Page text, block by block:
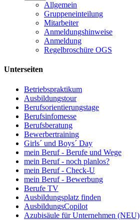
Allgemein
Gruppeneinteilung
Mitarbeiter
Anmeldungshinweise
Anmeldung
Regelbroschüre OGS
Unterseiten
Betriebspraktikum
Ausbildungstour
Berufsorientierungstage
Berufsinfomesse
Berufsberatung
Bewerbertraining
Girls´ und Boys´ Day
mein Beruf - Berufe und Wege
mein Beruf - noch planlos?
mein Beruf - Check-U
mein Beruf - Bewerbung
Berufe TV
Ausbildungsplatz finden
AusbildungsCopilot
Azubisäule für Unternehmen (NEU)